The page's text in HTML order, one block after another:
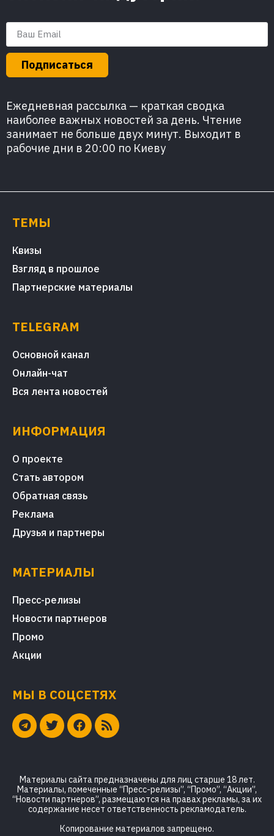
Подписаться
Ежедневная рассылка — краткая сводка
наиболее важных новостей за день. Чтение
занимает не больше двух минут. Выходит в
рабочие дни в 20:00 по Киеву
ТЕМЫ
Квизы
Взгляд в прошлое
Партнерские материалы
TELEGRAM
Основной канал
Онлайн-чат
Вся лента новостей
ИНФОРМАЦИЯ
О проекте
Стать автором
Обратная связь
Реклама
Друзья и партнеры
МАТЕРИАЛЫ
Пресс-релизы
Новости партнеров
Промо
Акции
МЫ В СОЦСЕТЯХ
Материалы сайта предназначены для лиц старше 18 лет.
Материалы, помеченные “Пресс-релизы”, “Промо”, “Акции”,
“Новости партнеров”, размещаются на правах рекламы, за их
содержание несет ответственность рекламодатель.
Копирование материалов запрещено.